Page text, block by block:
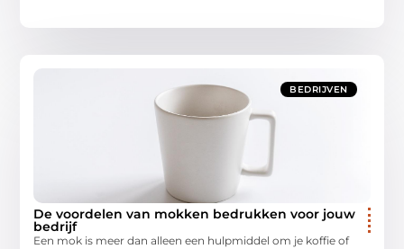
BEDRIJVEN
De voordelen van mokken bedrukken voor jouw
bedrijf
Een mok is meer dan alleen een hulpmiddel om je koffie of